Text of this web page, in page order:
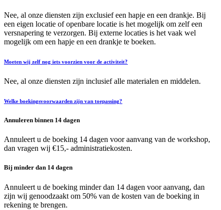
Nee, al onze diensten zijn exclusief een hapje en een drankje. Bij
een eigen locatie of openbare locatie is het mogelijk om zelf een
versnapering te verzorgen. Bij externe locaties is het vaak wel
mogelijk om een hapje en een drankje te boeken.
Moeten wij zelf nog iets voorzien voor de activiteit?
Nee, al onze diensten zijn inclusief alle materialen en middelen.
Welke boekingsvoorwaarden zijn van toepassing?
Annuleren binnen 14 dagen
Annuleert u de boeking 14 dagen voor aanvang van de workshop,
dan vragen wij €15,- administratiekosten.
Bij minder dan 14 dagen
Annuleert u de boeking minder dan 14 dagen voor aanvang, dan
zijn wij genoodzaakt om 50% van de kosten van de boeking in
rekening te brengen.